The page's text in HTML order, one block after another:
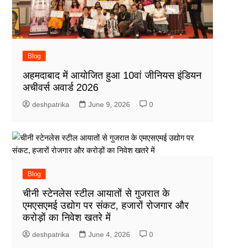
Blog
अहमदाबाद में आयोजित हुआ 10वां जीनियस इंडियन
अचीवर्स अवार्ड 2026
deshpatrika June 9, 2026 0
Blog
चीनी स्टेनलेस स्टील आयातों से गुजरात के
एमएसएमई उद्योग पर संकट, हजारों रोजगार और
करोड़ों का निवेश खतरे में
deshpatrika June 4, 2026 0